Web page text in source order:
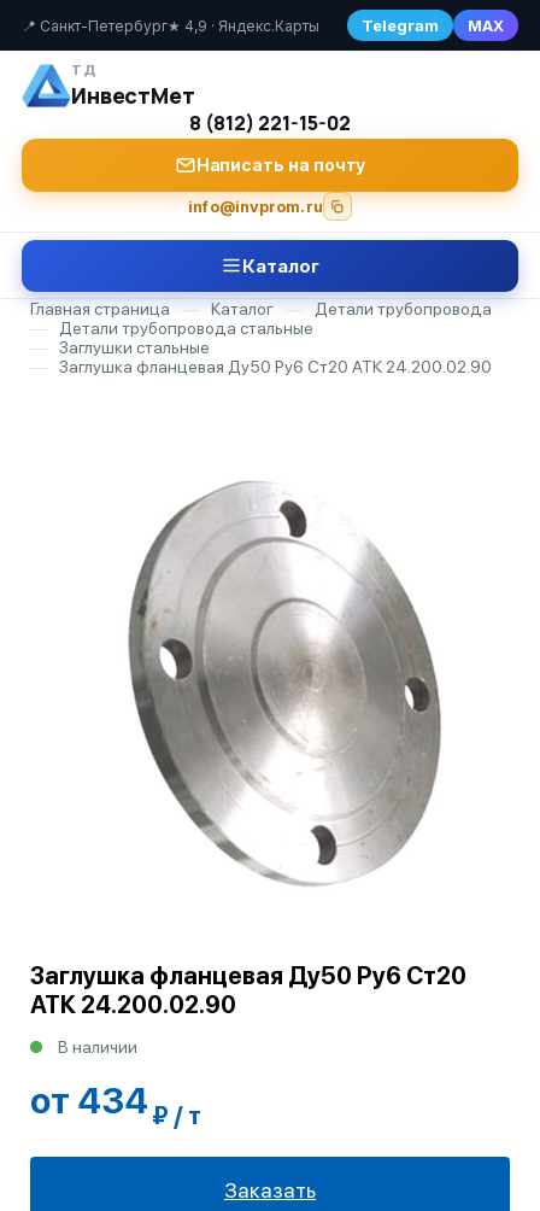
📍 Санкт-Петербург★ 4,9 · Яндекс.Карты Telegram MAX
ТД
ИнвестМет
8 (812) 221-15-02
Написать на почту
info@invprom.ru
Каталог
Главная страница — Каталог —
Детали трубопровода
—
Детали трубопровода стальные
—
Заглушки стальные
—
Заглушка фланцевая Ду50 Ру6 Ст20 АТК 24.200.02.90
Заглушка фланцевая Ду50 Ру6 Ст20
АТК 24.200.02.90
В наличии
от 434 ₽ / т
Заказать